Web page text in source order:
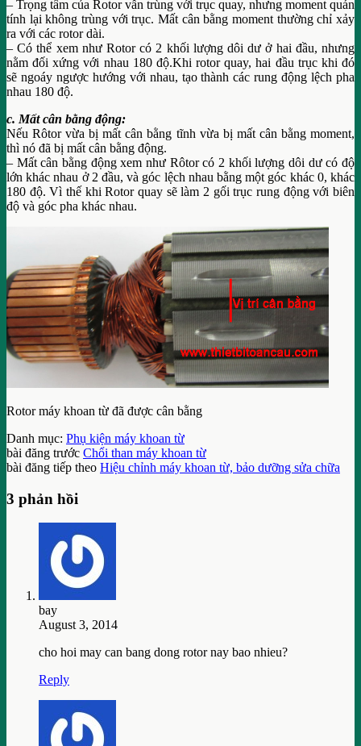
– Trọng tâm của Rotor vẫn trùng với trục quay, nhưng moment quán
tính lại không trùng với trục. Mất cân bằng moment thường chỉ xảy
ra với các rotor dài.
– Có thể xem như Rotor có 2 khối lượng dôi dư ở hai đầu, nhưng
nằm đối xứng với nhau 180 độ.Khi rotor quay, hai đầu trục khi đó
sẽ ngoáy ngược hướng với nhau, tạo thành các rung động lệch pha
nhau 180 độ.
c. Mất cân bằng động:
Nếu Rôtor vừa bị mất cân bằng tĩnh vừa bị mất cân bằng moment,
thì nó đã bị mất cân bằng động.
– Mất cân bằng động xem như Rôtor có 2 khối lượng dôi dư có độ
lớn khác nhau ở 2 đầu, và góc lệch nhau bằng một góc khác 0, khác
180 độ. Vì thế khi Rotor quay sẽ làm 2 gối trục rung động với biên
độ và góc pha khác nhau.
Rotor máy khoan từ đã được cân bằng
Danh mục: Phụ kiện máy khoan từ
bài đăng trước Chổi than máy khoan từ
bài đăng tiếp theo Hiệu chỉnh máy khoan từ, bảo dưỡng sửa chữa
3 phản hồi
bay
August 3, 2014
cho hoi may can bang dong rotor nay bao nhieu?
Reply